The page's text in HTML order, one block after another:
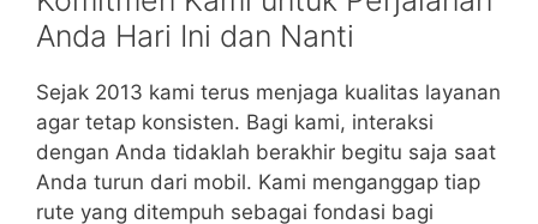
Anda Hari Ini dan Nanti
Sejak 2013 kami terus menjaga kualitas layanan
agar tetap konsisten. Bagi kami, interaksi
dengan Anda tidaklah berakhir begitu saja saat
Anda turun dari mobil. Kami menganggap tiap
rute yang ditempuh sebagai fondasi bagi